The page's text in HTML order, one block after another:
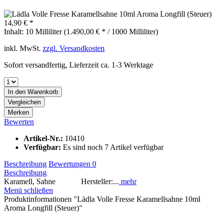
14,90 € *
Inhalt: 10 Milliliter (1.490,00 € * / 1000 Milliliter)
inkl. MwSt. zzgl. Versandkosten
Sofort versandfertig, Lieferzeit ca. 1-3 Werktage
In den Warenkorb
Vergleichen
Merken
Bewerten
Artikel-Nr.: 10410
Verfügbar: Es sind noch 7 Artikel verfügbar
Beschreibung Bewertungen 0
Beschreibung
Karamell, Sahne Hersteller:... mehr
Menü schließen
Produktinformationen "Lädla Volle Fresse Karamellsahne 10ml
Aroma Longfill (Steuer)"